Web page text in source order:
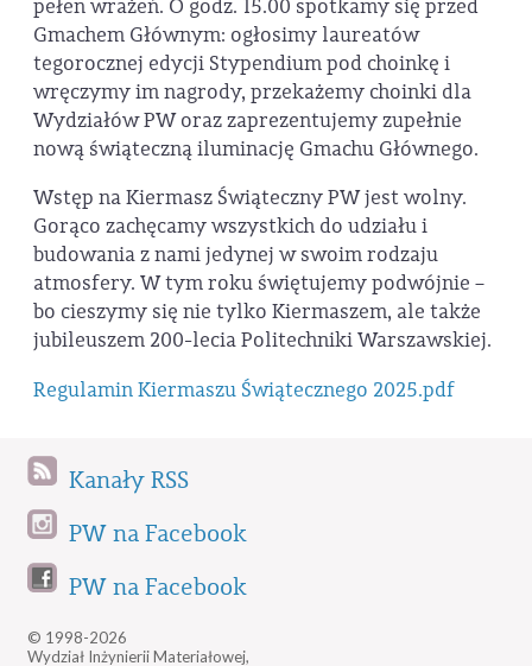
pełen wrażeń. O godz. 15.00 spotkamy się przed
Gmachem Głównym: ogłosimy laureatów
tegorocznej edycji Stypendium pod choinkę i
wręczymy im nagrody, przekażemy choinki dla
Wydziałów PW oraz zaprezentujemy zupełnie
nową świąteczną iluminację Gmachu Głównego.
Wstęp na Kiermasz Świąteczny PW jest wolny.
Gorąco zachęcamy wszystkich do udziału i
budowania z nami jedynej w swoim rodzaju
atmosfery. W tym roku świętujemy podwójnie –
bo cieszymy się nie tylko Kiermaszem, ale także
jubileuszem 200-lecia Politechniki Warszawskiej.
Regulamin Kiermaszu Świątecznego 2025.pdf
Kanały RSS
PW na Facebook
PW na Facebook
© 1998-2026
Wydział Inżynierii Materiałowej,